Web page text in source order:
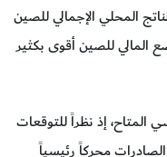
المحلي الإجمالي للصين
المالي للصين أقوى بكثير
المتاح، إذ نظراً للتوقعات
الصادرات محركاً رئيسياً